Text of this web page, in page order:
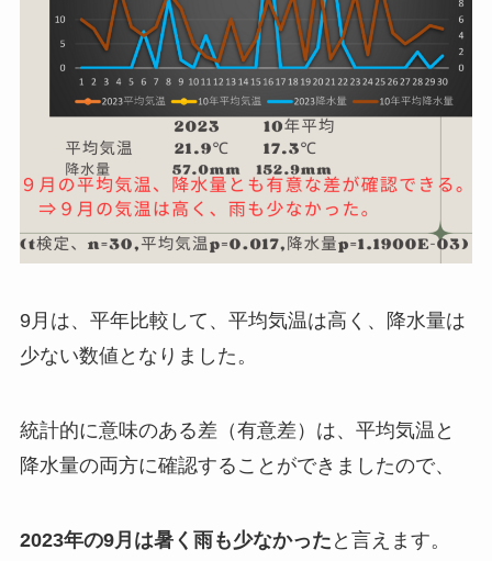
9月は、平年比較して、平均気温は高く、降水量は
少ない数値となりました。
統計的に意味のある差（有意差）は、平均気温と
降水量の両方に確認することができましたので、
2023年の9月は暑く 雨も少なかった と言えます。